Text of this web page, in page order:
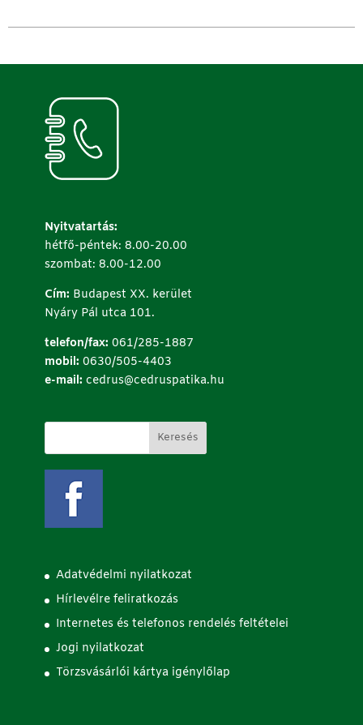
Nyitvatartás:
hétfő-péntek: 8.00-20.00
szombat: 8.00-12.00
Cím: Budapest XX. kerület
Nyáry Pál utca 101.
telefon/fax: 061/285-1887
mobil: 0630/505-4403
e-mail: cedrus@cedruspatika.hu
Adatvédelmi nyilatkozat
Hírlevélre feliratkozás
Internetes és telefonos rendelés feltételei
Jogi nyilatkozat
Törzsvásárlói kártya igénylőlap